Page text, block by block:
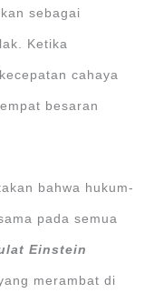
sebagai
Ketika
cahaya
besaran
bahwa hukum-
pada semua
Einstein
merambat di